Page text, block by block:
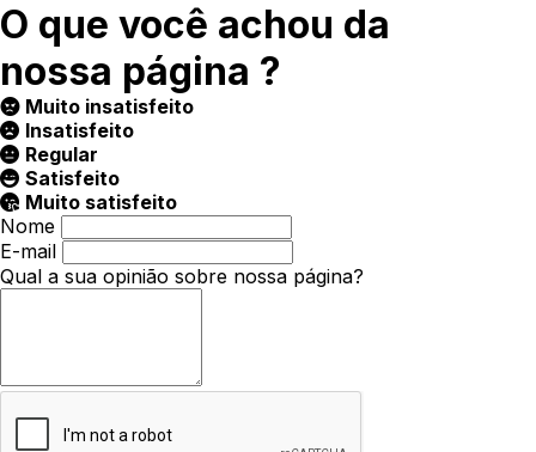
O que você achou da
nossa página ?
Muito insatisfeito
Insatisfeito
Regular
Satisfeito
Muito satisfeito
Nome
E-mail
Qual a sua opinião sobre nossa página?